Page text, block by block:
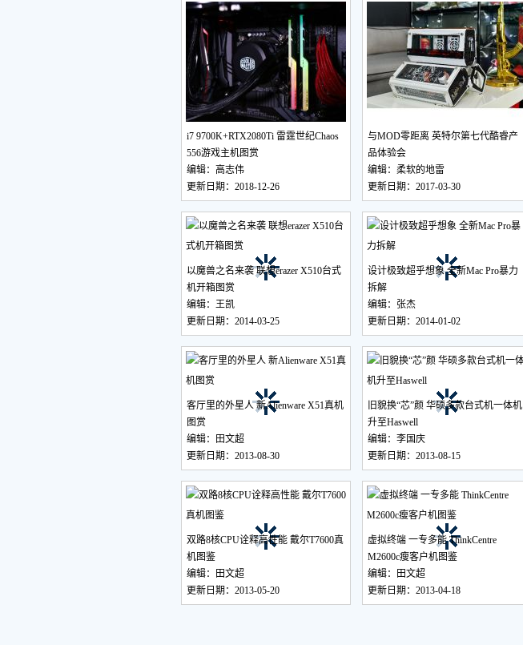
i7 9700K+RTX2080Ti 雷霆世纪Chaos
556游戏主机图赏
编辑：高志伟
更新日期：2018-12-26
与MOD零距离 英特尔第七代酷睿产
品体验会
编辑：柔软的地雷
更新日期：2017-03-30
以魔兽之名来袭 联想erazer X510台式
机开箱图赏
编辑：王凯
更新日期：2014-03-25
设计极致超乎想象 全新Mac Pro暴力
拆解
编辑：张杰
更新日期：2014-01-02
客厅里的外星人 新Alienware X51真机
图赏
编辑：田文超
更新日期：2013-08-30
旧貌换“芯”颜 华硕多款台式机一体机
升至Haswell
编辑：李国庆
更新日期：2013-08-15
双路8核CPU诠释高性能 戴尔T7600真
机图鉴
编辑：田文超
更新日期：2013-05-20
虚拟终端 一专多能 ThinkCentre
M2600c瘦客户机图鉴
编辑：田文超
更新日期：2013-04-18